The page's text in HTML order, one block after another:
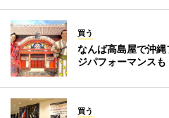
買う
なんば高島屋で沖
ジパフォーマンスも
買う